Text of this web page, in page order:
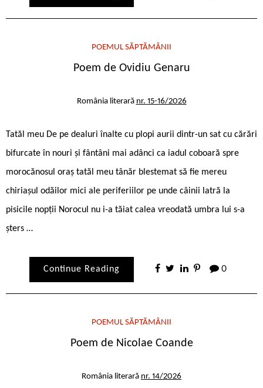
POEMUL SĂPTĂMÂNII
Poem de Ovidiu Genaru
România literară nr. 15-16/2026
Tatăl meu De pe dealuri înalte cu plopi aurii dintr-un sat cu cărări
bifurcate în nouri și fântâni mai adânci ca iadul coboară spre
morocănosul oraș tatăl meu tânăr blestemat să fie mereu
chiriașul odăilor mici ale periferiilor pe unde câinii latră la
pisicile nopții Norocul nu i-a tăiat calea vreodată umbra lui s-a
șters …
Continue Reading 0
POEMUL SĂPTĂMÂNII
Poem de Nicolae Coande
România literară nr. 14/2026